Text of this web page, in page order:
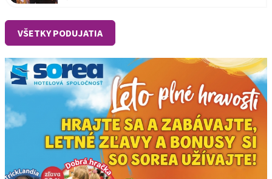
VŠETKY PODUJATIA